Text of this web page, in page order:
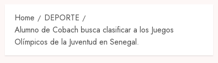
Home
DEPORTE
Alumno de Cobach busca clasificar a los Juegos
Olímpicos de la Juventud en Senegal.